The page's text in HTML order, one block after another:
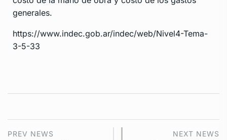
generales.
https://www.indec.gob.ar/indec/web/Nivel4-Tema-
3-5-33
PREV NEWS NEXT NEWS